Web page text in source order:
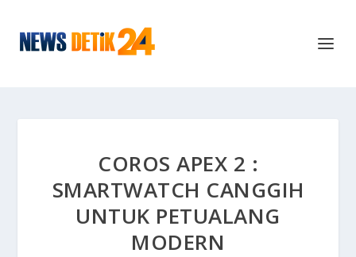
COROS APEX 2 :
SMARTWATCH CANGGIH
UNTUK PETUALANG
MODERN